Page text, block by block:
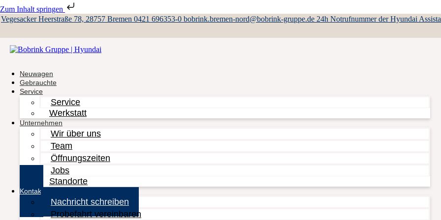
Zum Inhalt springen
Vegesacker Heerstraße 78, 28757 Bremen 0421 696353-0 bobrink.bremen-nord@bobrink-gruppe.de 24h Notrufnummer der Hyundai
Neuwagen
Gebrauchte
Service
Service
Werkstatt
Unternehmen
Wir über uns
Team
Öffnungszeiten
Jobs
Standorte
Kontakt
Nachricht schreiben
Probefahrt vereinbaren